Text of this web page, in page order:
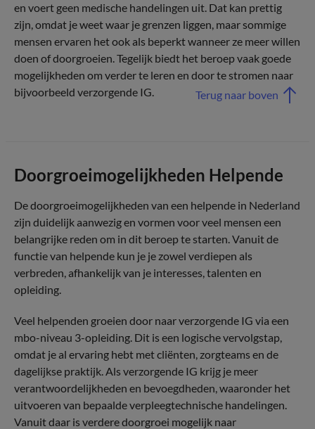
en voert geen medische handelingen uit. Dat kan prettig
zijn, omdat je weet waar je grenzen liggen, maar sommige
mensen ervaren het ook als beperkt wanneer ze meer willen
doen of doorgroeien. Tegelijk biedt het beroep vaak goede
mogelijkheden om verder te leren en door te stromen naar
bijvoorbeeld verzorgende IG.
Terug naar boven
Doorgroeimogelijkheden Helpende
De doorgroeimogelijkheden van een helpende in Nederland
zijn duidelijk aanwezig en vormen voor veel mensen een
belangrijke reden om in dit beroep te starten. Vanuit de
functie van helpende kun je je zowel verdiepen als
verbreden, afhankelijk van je interesses, talenten en
opleiding.
Veel helpenden groeien door naar verzorgende IG via een
mbo-niveau 3-opleiding. Dit is een logische vervolgstap,
omdat je al ervaring hebt met cliënten, zorgteams en de
dagelijkse praktijk. Als verzorgende IG krijg je meer
verantwoordelijkheden en bevoegdheden, waaronder het
uitvoeren van bepaalde verpleegtechnische handelingen.
Vanuit daar is verdere doorgroei mogelijk naar